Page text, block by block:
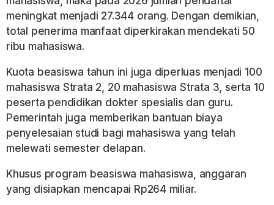
meningkat menjadi 27.344 orang. Dengan demikian,
total penerima manfaat diperkirakan mendekati 50
ribu mahasiswa.
Kuota beasiswa tahun ini juga diperluas menjadi 100
mahasiswa Strata 2, 20 mahasiswa Strata 3, serta 10
peserta pendidikan dokter spesialis dan guru.
Pemerintah juga memberikan bantuan biaya
penyelesaian studi bagi mahasiswa yang telah
melewati semester delapan.
Khusus program beasiswa mahasiswa, anggaran
yang disiapkan mencapai Rp264 miliar.